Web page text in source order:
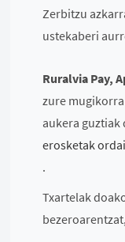
Zerbitzu
ustekaberi
Ruralvia Pay,
zure
aukera guztiak
erosketak
.
Txartelak